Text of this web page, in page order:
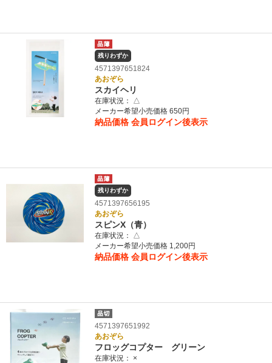
残りわずか
4571397651824
あおぞら
スカイヘリ
在庫状況：
△
メーカー希望小売価格 650円
納品価格 会員ログイン後表示
残りわずか
4571397656195
あおぞら
スピンX（青）
在庫状況：
△
メーカー希望小売価格 1,200円
納品価格 会員ログイン後表示
4571397651992
あおぞら
フロッグコプター グリーン
在庫状況：
×